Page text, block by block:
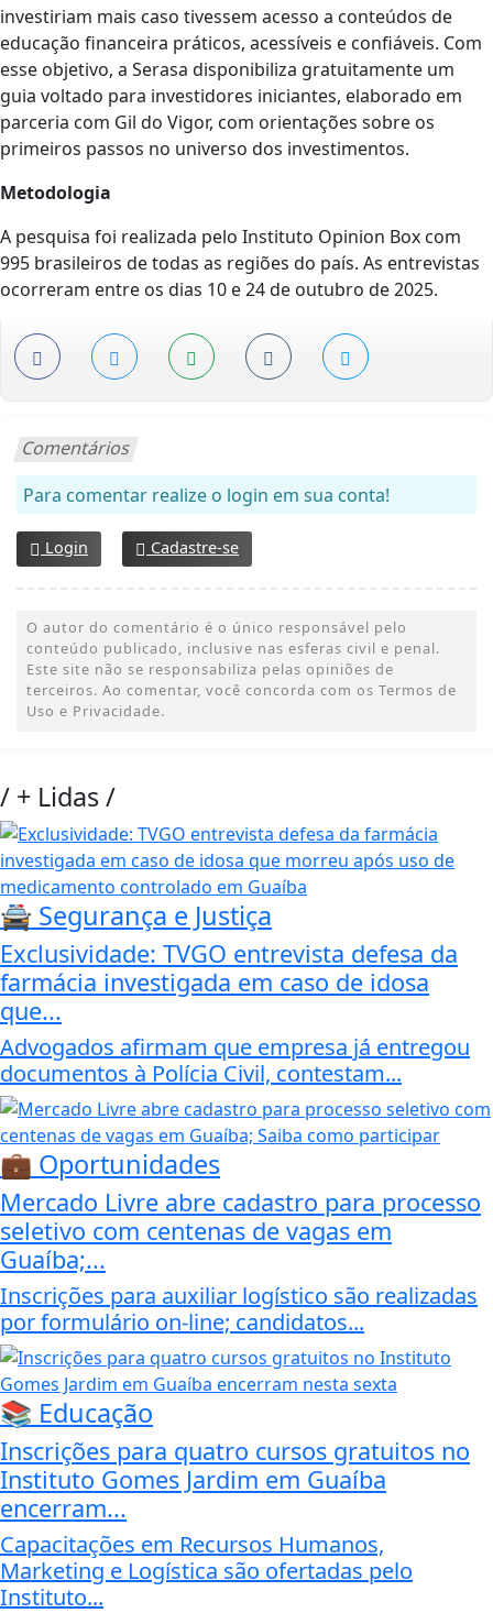
investiriam mais caso tivessem acesso a conteúdos de
educação financeira práticos, acessíveis e confiáveis. Com
esse objetivo, a Serasa disponibiliza gratuitamente um
guia voltado para investidores iniciantes, elaborado em
parceria com Gil do Vigor, com orientações sobre os
primeiros passos no universo dos investimentos.
Metodologia
A pesquisa foi realizada pelo Instituto Opinion Box com
995 brasileiros de todas as regiões do país. As entrevistas
ocorreram entre os dias 10 e 24 de outubro de 2025.
Comentários
Para comentar realize o login em sua conta!
Login Cadastre-se
O autor do comentário é o único responsável pelo
conteúdo publicado, inclusive nas esferas civil e penal.
Este site não se responsabiliza pelas opiniões de
terceiros. Ao comentar, você concorda com os Termos de
Uso e Privacidade.
/ + Lidas/
🚔 Segurança e Justiça
Exclusividade: TVGO entrevista defesa da
farmácia investigada em caso de idosa
que...
Advogados afirmam que empresa já entregou
documentos à Polícia Civil, contestam...
💼 Oportunidades
Mercado Livre abre cadastro para processo
seletivo com centenas de vagas em
Guaíba;...
Inscrições para auxiliar logístico são realizadas
por formulário on-line; candidatos...
📚 Educação
Inscrições para quatro cursos gratuitos no
Instituto Gomes Jardim em Guaíba
encerram...
Capacitações em Recursos Humanos,
Marketing e Logística são ofertadas pelo
Instituto...